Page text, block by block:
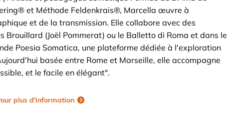
et Méthode Feldenkrais®, Marcella œuvre à
et de la transmission. Elle collabore avec des
Brouillard (Joël Pommerat) ou le Balletto di Roma et dans le
Poesia Somatica, une plateforme dédiée à l'exploration
basée entre Rome et Marseille, elle accompagne
et le facile en élégant".
plus d'information